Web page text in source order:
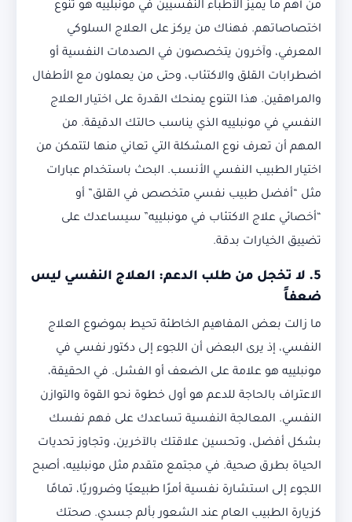
من أهم ما يميز الأطباء النفسيين في مونبلييه هو تنوع
اختصاصاتهم. فهناك من يركز على العلاج السلوكي
المعرفي، وآخرون يتخصصون في الصدمات النفسية أو
اضطرابات القلق والاكتئاب، وحتى من يعملون مع الأطفال
والمراهقين. هذا التنوع يمنحك القدرة على اختيار العلاج
النفسي في مونبلييه الذي يناسب حالتك الدقيقة. من
المهم أن تعرف نوع المشكلة التي تعاني منها لتتمكن من
اختيار الطبيب النفسي الأنسب. البحث باستخدام عبارات
مثل “أفضل طبيب نفسي متخصص في القلق” أو
“أخصائي علاج الاكتئاب في مونبلييه” سيساعدك على
تضييق الخيارات بدقة.
5. لا تخجل من طلب الدعم: العلاج النفسي ليس
ضعفاً
ما زالت بعض المفاهيم الخاطئة تحيط بموضوع العلاج
النفسي، إذ يرى البعض أن اللجوء إلى دكتور نفسي في
مونبلييه هو علامة على الضعف أو الفشل. في الحقيقة،
الاعتراف بالحاجة للدعم هو أول خطوة نحو القوة والتوازن
النفسي. المعالجة النفسية تساعدك على فهم نفسك
بشكل أفضل، وتحسين علاقتك بالآخرين، وتجاوز تحديات
الحياة بطرق صحية. في مجتمع متقدم مثل مونبلييه، أصبح
اللجوء إلى استشارة نفسية أمرًا طبيعيًا وضروريًا، تمامًا
كزيارة الطبيب العام عند الشعور بألم جسدي. صحتك